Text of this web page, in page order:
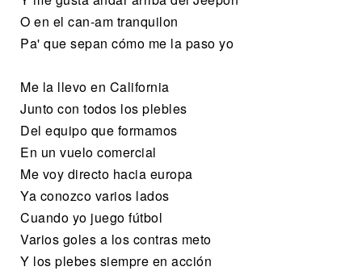
O en el can-am tranquilon
Pa' que sepan cómo me la paso yo
Me la llevo en California
Junto con todos los plebles
Del equipo que formamos
En un vuelo comercial
Me voy directo hacia europa
Ya conozco varios lados
Cuando yo juego fútbol
Varios goles a los contras meto
Y los plebes siempre en acción